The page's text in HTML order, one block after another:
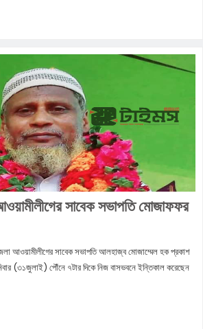
সাবেক সভাপতি মোজাফফর
আওয়ামীলীগের সাবেক সভাপতি আলহাজ্ব মোজাম্মেল হক প্রকাশ
(৩১জুলাই) পৌঁনে ৭টার দিকে নিজ বাসভবনে ইন্তিকাল করেছেন